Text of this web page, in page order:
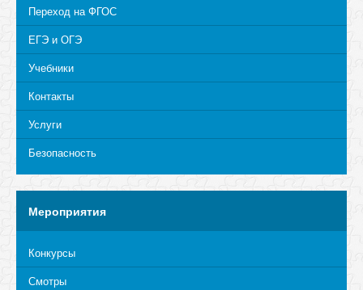
Переход на ФГОС
ЕГЭ и ОГЭ
Учебники
Контакты
Услуги
Безопасность
Мероприятия
Конкурсы
Смотры